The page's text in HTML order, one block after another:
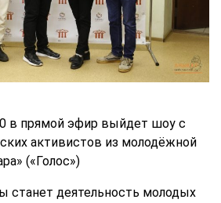
в прямой эфир выйдет шоу с
активистов из молодёжной
(«Голос»)
станет деятельность молодых